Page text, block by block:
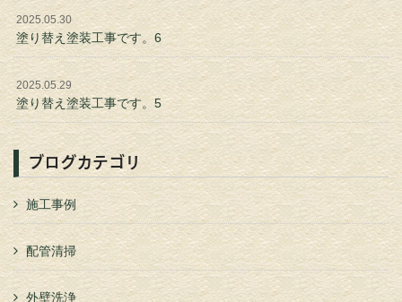
2025.05.30
塗り替え塗装工事です。6
2025.05.29
塗り替え塗装工事です。5
ブログカテゴリ
施工事例
配管清掃
外壁洗浄